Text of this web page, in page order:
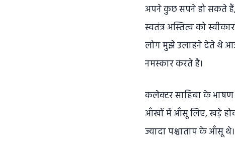
अपने कुछ सपने हो सकते
स्वतंत्र अस्तित्व को
लोग मुझे उलाहने देते थे
नमस्कार करते हैं।
कलेक्टर साहिबा के भाषण
आँखों में आँसू लिए, खड़े
ज्यादा पश्चाताप के आँसू थे।